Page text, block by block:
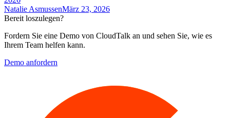
Natalie AsmussenMärz 23, 2026
Bereit loszulegen?
Fordern Sie eine Demo von CloudTalk an und sehen Sie, wie es
Ihrem Team helfen kann.
Demo anfordern